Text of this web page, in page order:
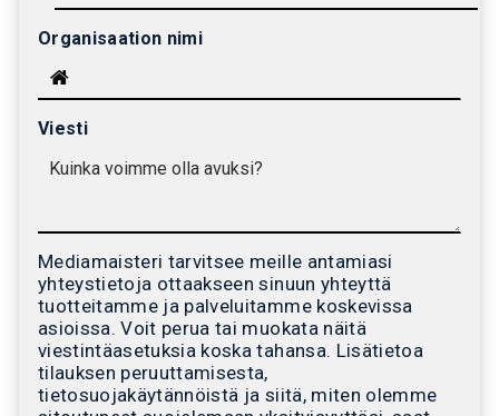
Organisaation nimi
Viesti
Mediamaisteri tarvitsee meille antamiasi
yhteystietoja ottaakseen sinuun yhteyttä
tuotteitamme ja palveluitamme koskevissa
asioissa. Voit perua tai muokata näitä
viestintäasetuksia koska tahansa. Lisätietoa
tilauksen peruuttamisesta,
tietosuojakäytännöistä ja siitä, miten olemme